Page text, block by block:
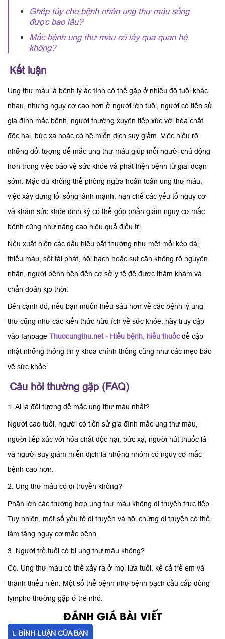
Ghép tủy cho bệnh nhân ung thư máu​ sống
được bao lâu?
Mắc bệnh ung thư máu có lây qua quan hệ
không?
Kết luận
Ung thư máu là bệnh lý ác tính có thể gặp ở nhiều độ tuổi khác
nhau, nhưng nguy cơ cao hơn ở người lớn tuổi, người có tiền sử
gia đình mắc bệnh, người thường xuyên tiếp xúc với hóa chất
độc hại, bức xạ hoặc có hệ miễn dịch suy giảm. Việc hiểu rõ
những đối tượng dễ mắc ung thư máu giúp mỗi người chủ động
hơn trong việc bảo vệ sức khỏe và phát hiện bệnh từ giai đoạn
sớm. Mặc dù không thể phòng ngừa hoàn toàn ung thư máu,
việc xây dựng lối sống lành mạnh, hạn chế các yếu tố nguy cơ
và khám sức khỏe định kỳ có thể góp phần giảm nguy cơ mắc
bệnh cũng như nâng cao hiệu quả điều trị.
Nếu xuất hiện các dấu hiệu bất thường như mệt mỏi kéo dài,
thiếu máu, sốt tái phát, nổi hạch hoặc sụt cân không rõ nguyên
nhân, người bệnh nên đến cơ sở y tế để được thăm khám và
chẩn đoán kịp thời.
Bên cạnh đó, nếu bạn muốn hiểu sâu hơn về các bệnh lý ung
thư cũng như các kiến thức hữu ích về sức khỏe, hãy truy cập
vào fanpage Thuocungthu.net - Hiểu bệnh, hiểu thuốcđể cập
nhật những thông tin y khoa chính thống cũng như các mẹo bảo
vệ sức khỏe.
Câu hỏi thường gặp (FAQ)
1. Ai là đối tượng dễ mắc ung thư máu nhất?
Người cao tuổi, người có tiền sử gia đình mắc ung thư máu,
người tiếp xúc với hóa chất độc hại, bức xạ, người hút thuốc lá
và người suy giảm miễn dịch là những nhóm có nguy cơ mắc
bệnh cao hơn.
2. Ung thư máu có di truyền không?
Phần lớn các trường hợp ung thư máu không di truyền trực tiếp.
Tuy nhiên, một số yếu tố di truyền và hội chứng di truyền có thể
làm tăng nguy cơ mắc bệnh.
3. Người trẻ tuổi có bị ung thư máu không?
Có. Ung thư máu có thể xảy ra ở mọi lứa tuổi, kể cả trẻ em và
thanh thiếu niên. Một số thể bệnh như bệnh bạch cầu cấp dòng
lympho thường gặp ở trẻ nhỏ.
ĐÁNH GIÁ BÀI VIẾT
BÌNH LUẬN CỦA BẠN